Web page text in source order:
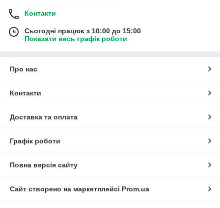
Контакти
Сьогодні працює з 10:00 до 15:00
Показати весь графік роботи
Про нас
Контакти
Доставка та оплата
Графік роботи
Повна версія сайту
Сайт створено на маркетплейсі Prom.ua